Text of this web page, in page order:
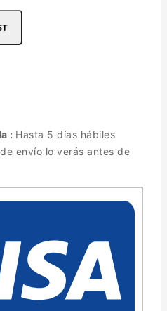
: Hasta 5 días hábiles
envío lo verás antes de